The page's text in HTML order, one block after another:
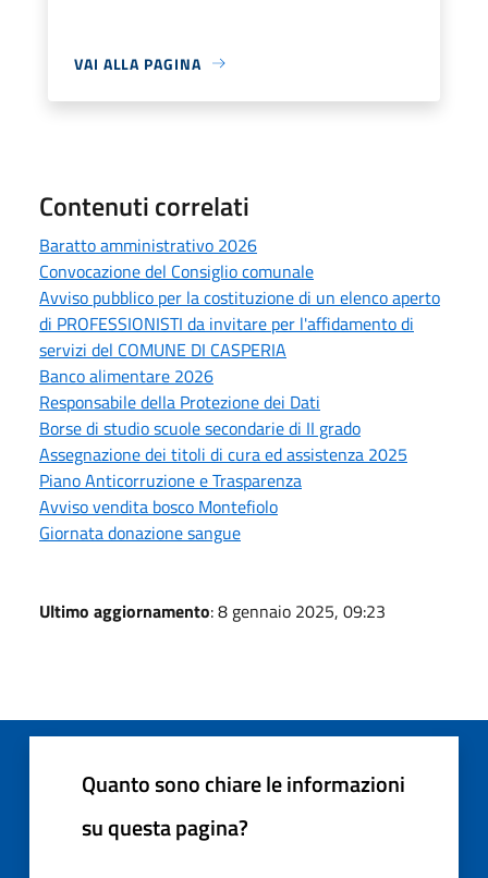
VAI ALLA PAGINA
Contenuti correlati
Baratto amministrativo 2026
Convocazione del Consiglio comunale
Avviso pubblico per la costituzione di un elenco aperto
di PROFESSIONISTI da invitare per l'affidamento di
servizi del COMUNE DI CASPERIA
Banco alimentare 2026
Responsabile della Protezione dei Dati
Borse di studio scuole secondarie di II grado
Assegnazione dei titoli di cura ed assistenza 2025
Piano Anticorruzione e Trasparenza
Avviso vendita bosco Montefiolo
Giornata donazione sangue
Ultimo aggiornamento: 8 gennaio 2025, 09:23
Quanto sono chiare le informazioni
su questa pagina?